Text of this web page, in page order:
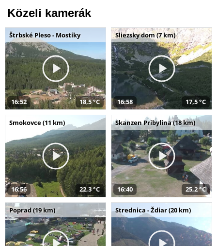
Közeli kamerák
Štrbské Pleso - Mostíky
16:52 18,5 °C
Sliezsky dom (7 km)
16:58 17,5 °C
Smokovce (11 km)
16:56 22,3 °C
Skanzen Pribylina (18 km)
16:40 25,2 °C
Poprad (19 km) Strednica - Ždiar (20 km)